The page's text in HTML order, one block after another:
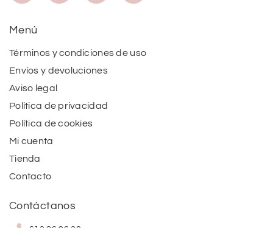
Menú
Términos y condiciones de uso
Envíos y devoluciones
Aviso legal
Política de privacidad
Política de cookies
Mi cuenta
Tienda
Contacto
Contáctanos